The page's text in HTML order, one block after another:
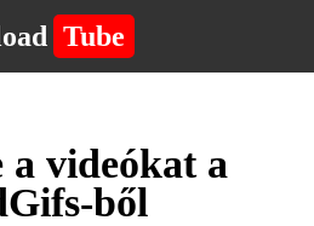
Tube
a videókat a
ből